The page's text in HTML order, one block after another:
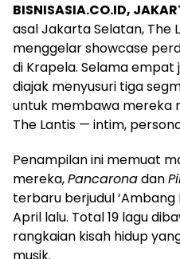
BISNISASIA.CO.ID,
asal Jakarta Selatan, The
menggelar showcase
di Krapela. Selama
diajak menyusuri tiga
untuk membawa mereka
The Lantis — intim,
Penampilan ini memuat
mereka,Pancaronadan
terbaru berjudul ‘Ambang
April lalu. Total 19 lagu
rangkaian kisah hidup